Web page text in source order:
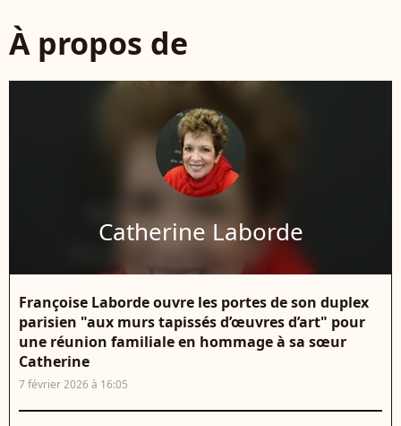
À propos de
Catherine Laborde
Françoise Laborde ouvre les portes de son duplex
parisien "aux murs tapissés d’œuvres d’art" pour
une réunion familiale en hommage à sa sœur
Catherine
7 février 2026 à 16:05